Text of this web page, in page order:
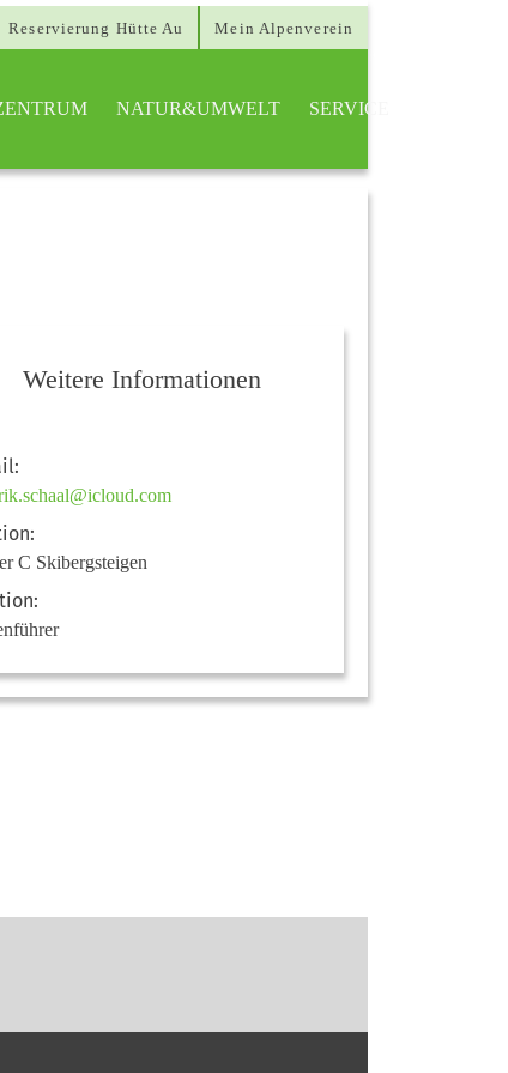
Reservierung Hütte Au Mein Alpenverein
NATUR&UMWELT SERVICE
Weitere Informationen
C Skibergsteigen